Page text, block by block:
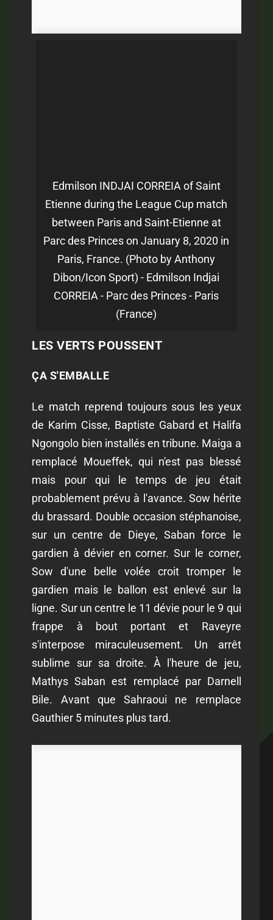
Edmilson INDJAI CORREIA of Saint
Etienne during the League Cup match
between Paris and Saint-Etienne at
Parc des Princes on January 8, 2020 in
Paris, France. (Photo by Anthony
Dibon/Icon Sport) - Edmilson Indjai
CORREIA - Parc des Princes - Paris
(France)
LES VERTS POUSSENT
ÇA S'EMBALLE
Le match reprend toujours sous les yeux
de Karim Cisse, Baptiste Gabard et Halifa
Ngongolo bien installés en tribune. Maiga a
remplacé Moueffek, qui n'est pas blessé
mais pour qui le temps de jeu était
probablement prévu à l'avance. Sow hérite
du brassard. Double occasion stéphanoise,
sur un centre de Dieye, Saban force le
gardien à dévier en corner. Sur le corner,
Sow d'une belle volée croit tromper le
gardien mais le ballon est enlevé sur la
ligne. Sur un centre le 11 dévie pour le 9 qui
frappe à bout portant et Raveyre
s'interpose miraculeusement. Un arrêt
sublime sur sa droite. À l'heure de jeu,
Mathys Saban est remplacé par Darnell
Bile. Avant que Sahraoui ne remplace
Gauthier 5 minutes plus tard.